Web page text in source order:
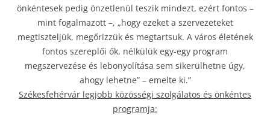
önkéntesek pedig önzetlenül teszik mindezt, ezért fontos –
mint fogalmazott –, „hogy ezeket a szervezeteket
megtiszteljük, megőrizzük és megtartsuk. A város életének
fontos szereplői ők, nélkülük egy-egy program
megszervezése és lebonyolítása sem sikerülhetne úgy,
ahogy lehetne” – emelte ki.”
Székesfehérvár legjobb közösségi szolgálatos és önkéntes
programja: